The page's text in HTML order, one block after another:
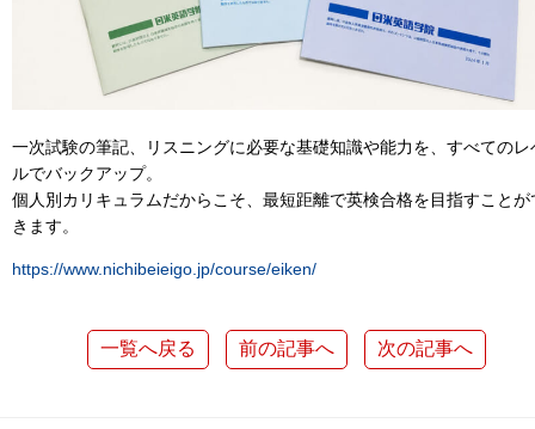
一次試験の筆記、リスニングに必要な基礎知識や能力を、すべてのレ
ルでバックアップ。
個人別カリキュラムだからこそ、最短距離で英検合格を目指すことが
きます。
https://www.nichibeieigo.jp/course/eiken/
一覧へ戻る 前の記事へ 次の記事へ